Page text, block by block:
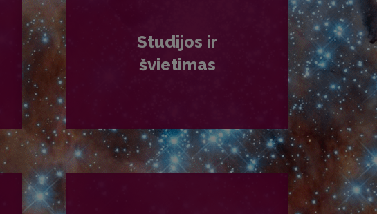
Studijos ir
švietimas